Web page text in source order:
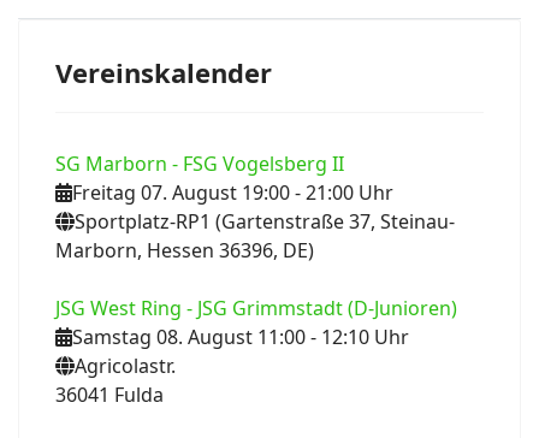
Vereinskalender
SG Marborn - FSG Vogelsberg II
Freitag 07. August 19:00- 21:00 Uhr
Sportplatz-RP1 (Gartenstraße 37, Steinau-
Marborn, Hessen 36396, DE)
JSG West Ring - JSG Grimmstadt (D-Junioren)
Samstag 08. August 11:00- 12:10 Uhr
Agricolastr.
36041 Fulda